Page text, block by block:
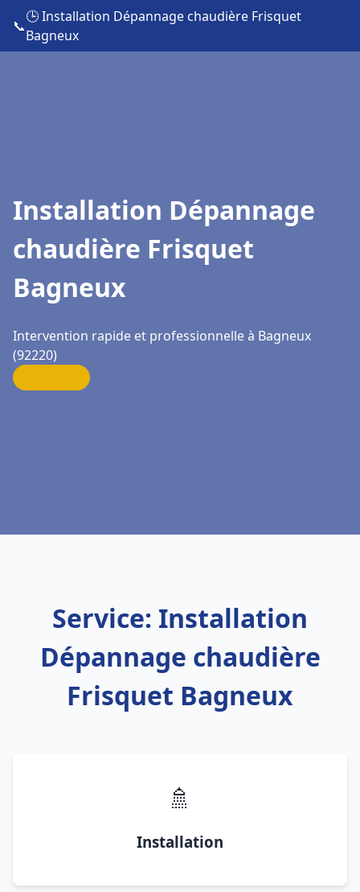
📞
🕒 Installation Dépannage chaudière Frisquet
Bagneux
Installation Dépannage
chaudière Frisquet
Bagneux
Intervention rapide et professionnelle à Bagneux
(92220)
Service: Installation
Dépannage chaudière
Frisquet Bagneux
🚿
Installation